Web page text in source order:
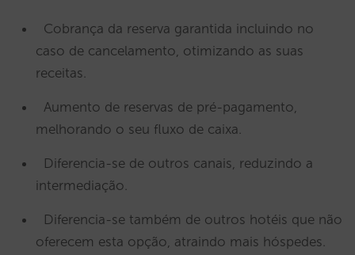
Cobrança da reserva garantida incluindo no
caso de cancelamento, otimizando as suas
receitas.
Aumento de reservas de pré-pagamento,
melhorando o seu fluxo de caixa.
Diferencia-se de outros canais, reduzindo a
intermediação.
Diferencia-se também de outros hotéis que não
oferecem esta opção, atraindo mais hóspedes.